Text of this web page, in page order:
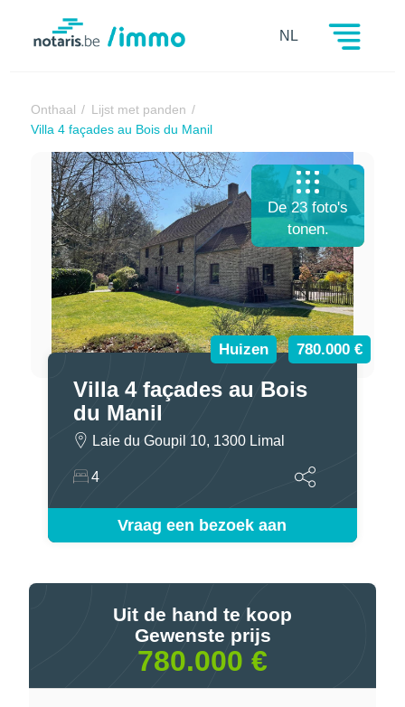
Notaris.be
NL
Onthaal
Lijst met panden
Villa 4 façades au Bois du Manil
Huizen 780.000 €
Villa 4 façades au Bois
du Manil
Laie du Goupil 10, 1300 Limal
4
Vraag een bezoek aan
De 23 foto's
tonen.
Uit de hand te koop
Gewenste prijs
780.000 €